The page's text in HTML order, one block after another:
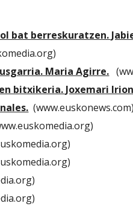
bat berreskuratzen.
Maria Agirre.
bitxikeria. Joxemari
  (www.euskonews.com)